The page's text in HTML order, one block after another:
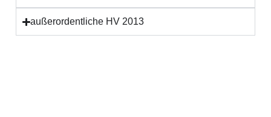
außerordentliche HV 2013